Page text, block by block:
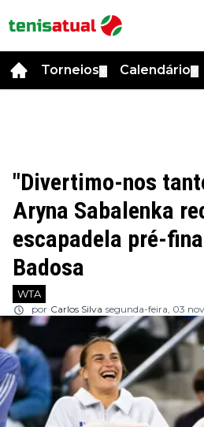
Torneios Calendário
"Divertimo-nos
Aryna Sabalenka
escapadela pré-
Badosa
WTA
por Carlos Silva segunda-feira, 03